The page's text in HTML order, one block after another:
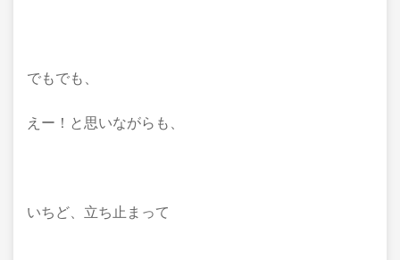
でもでも、
えー！と思いながらも、
いちど、立ち止まって